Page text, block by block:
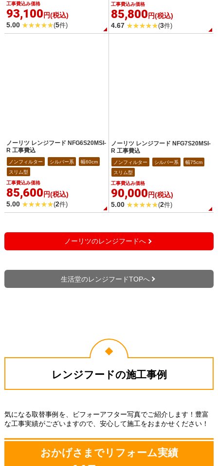
工事費込み価格
93,100 円(税込)
5.00
(5件)
工事費込み価格
85,800 円(税込)
4.67
(3件)
ノーリツ レンジフード NFG6S20MSI-
R 工事費込
ノンフィルター シルバー系
幅60cm
スリム型
工事費込み価格
85,600 円(税込)
5.00
(2件)
ノーリツ レンジフード NFG7S20MSI-
R 工事費込
ノンフィルター シルバー系
幅75cm
スリム型
工事費込み価格
90,000 円(税込)
5.00
(2件)
ノーリツのレンジフードへ
生活堂のレンジフードTOPへ
レンジフードの施工事例
気になる取替事例を、ビフォーアフター写真でご紹介します！豊富
な工事実績がございますので、安心して施工をおまかせください！
おかげさまでリフォーム実績